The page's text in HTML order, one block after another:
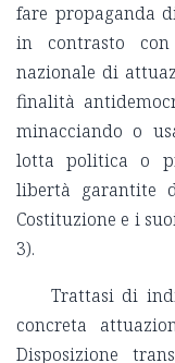
fare propaganda
in contrasto
nazionale di
finalità
minacciando o
lotta politica o
libertà garantite
Costituzione e i
3).
Trattasi di
concreta
Disposizione